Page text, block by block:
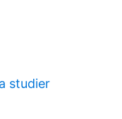
studier